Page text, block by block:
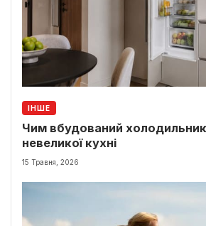
ІНШЕ
Чим вбудований
невеликої кухні
15 Травня, 2026